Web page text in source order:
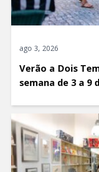
ago 3, 2026
Verão a Dois
semana de 3 a 9